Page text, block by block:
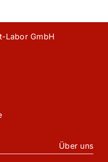
Labor GmbH
Über uns